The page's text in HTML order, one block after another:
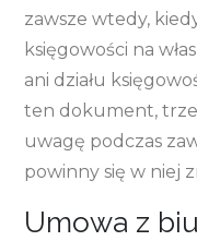
zawsze wtedy,
księgowości na
ani działu
ten dokument,
uwagę podczas
powinny się w niej
Umowa z